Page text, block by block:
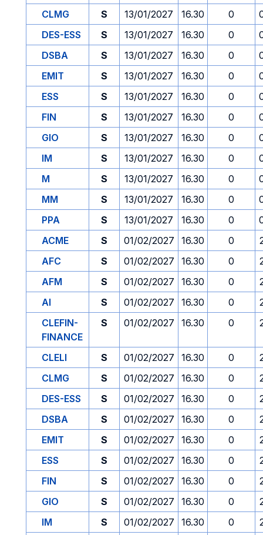
CLMG
S 13/01/2027 16.30 0
DES-ESS
S 13/01/2027 16.30 0
DSBA
S 13/01/2027 16.30 0
EMIT
S 13/01/2027 16.30 0
ESS
S 13/01/2027 16.30 0
FIN
S 13/01/2027 16.30 0
GIO
S 13/01/2027 16.30 0
IM
S 13/01/2027 16.30 0
M
S 13/01/2027 16.30 0
MM
S 13/01/2027 16.30 0
PPA
S 13/01/2027 16.30 0
ACME
S 01/02/2027 16.30 0
AFC
S 01/02/2027 16.30 0
AFM
S 01/02/2027 16.30 0
AI
S 01/02/2027 16.30 0
CLEFIN-
FINANCE
S 01/02/2027 16.30 0
CLELI S 01/02/2027 16.30 0
CLMG
S 01/02/2027 16.30 0
DES-ESS
S 01/02/2027 16.30 0
DSBA
S 01/02/2027 16.30 0
EMIT
S 01/02/2027 16.30 0
ESS
S 01/02/2027 16.30 0
FIN
S 01/02/2027 16.30 0
GIO
S 01/02/2027 16.30 0
IM
S 01/02/2027 16.30 0